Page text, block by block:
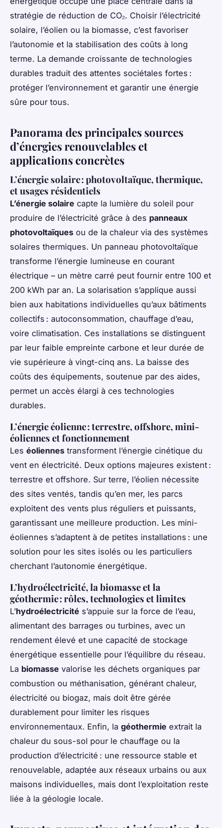
stratégie de réduction de CO₂. Choisir l’électricité
solaire, l’éolien ou la biomasse, c’est favoriser
l’autonomie et la stabilisation des coûts à long
terme. La demande croissante de technologies
durables traduit des attentes sociétales fortes :
protéger l’environnement et garantir une énergie
sûre pour tous.
Panorama des principales sources
d’énergies renouvelables et
applications concrètes
L’énergie solaire : photovoltaïque, thermique,
et usages résidentiels
L’énergie solaire capte la lumière du soleil pour
produire de l’électricité grâce à des panneaux
photovoltaïques ou de la chaleur via des systèmes
solaires thermiques. Un panneau photovoltaïque
transforme l’énergie lumineuse en courant
électrique – un mètre carré peut fournir entre 100 et
200 kWh par an. La solarisation s’applique aussi
bien aux habitations individuelles qu’aux bâtiments
collectifs : autoconsommation, chauffage d’eau,
voire climatisation. Ces installations se distinguent
par leur faible empreinte carbone et leur durée de
vie supérieure à vingt-cinq ans. La baisse des
coûts des équipements, soutenue par des aides,
permet un accès élargi à ces technologies
durables.
L’énergie éolienne : terrestre, offshore, mini-
éoliennes et fonctionnement
Les éoliennes transforment l’énergie cinétique du
vent en électricité. Deux options majeures existent :
terrestre et offshore. Sur terre, l’éolien nécessite
des sites ventés, tandis qu’en mer, les parcs
exploitent des vents plus réguliers et puissants,
garantissant une meilleure production. Les mini-
éoliennes s’adaptent à de petites installations : une
solution pour les sites isolés ou les particuliers
cherchant l’autonomie énergétique.
L’hydroélectricité, la biomasse et la
géothermie : rôles, technologies et limites
L’hydroélectricité s’appuie sur la force de l’eau,
alimentant des barrages ou turbines, avec un
rendement élevé et une capacité de stockage
énergétique essentielle pour l’équilibre du réseau.
La biomasse valorise les déchets organiques par
combustion ou méthanisation, générant chaleur,
électricité ou biogaz, mais doit être gérée
durablement pour limiter les risques
environnementaux. Enfin, la géothermie extrait la
chaleur du sous-sol pour le chauffage ou la
production d’électricité : une ressource stable et
renouvelable, adaptée aux réseaux urbains ou aux
maisons individuelles, mais dont l’exploitation reste
liée à la géologie locale.